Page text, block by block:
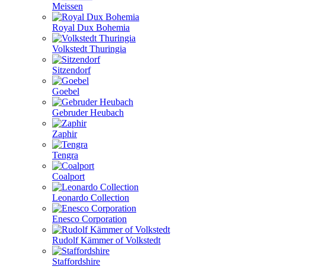
Meissen
Royal Dux Bohemia
Volkstedt Thuringia
Sitzendorf
Goebel
Gebruder Heubach
Zaphir
Tengra
Coalport
Leonardo Collection
Enesco Corporation
Rudolf Kämmer of Volkstedt
Staffordshire